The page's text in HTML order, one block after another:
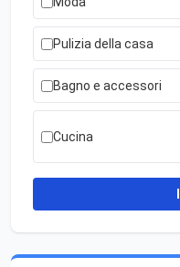
Pulizia della casa
Bagno e accessori
Cucina